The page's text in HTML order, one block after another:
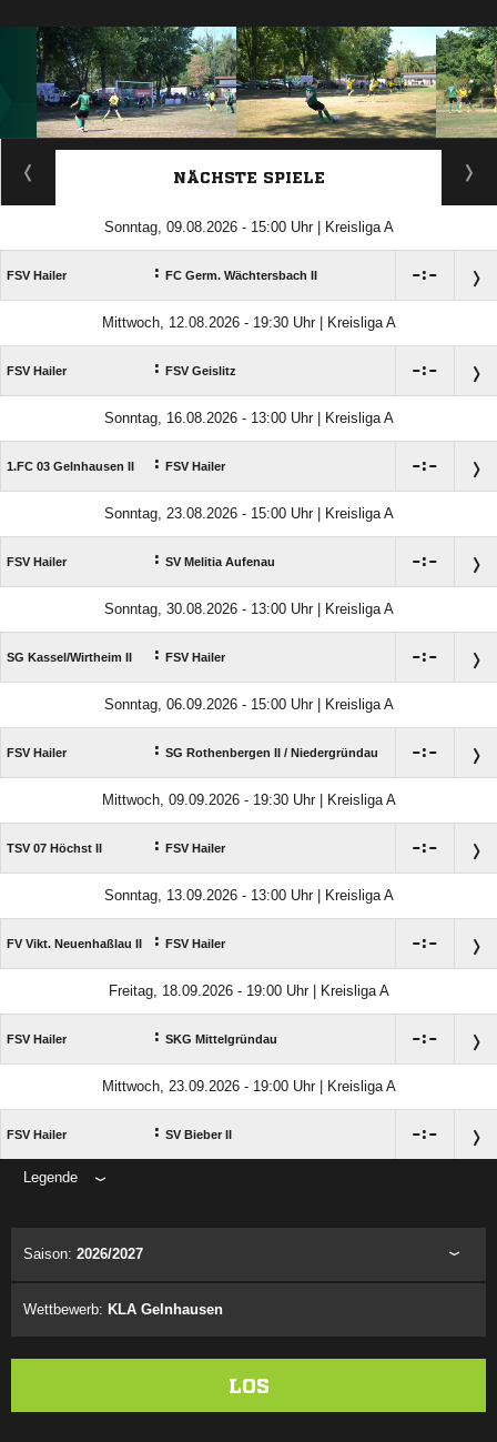
ANZEIGE
NÄCHSTE SPIELE
Sonntag, 09.08.2026 - 15:00 Uhr | Kreisliga A
FSV Hailer : FC Germ. Wächtersbach II :
Mittwoch, 12.08.2026 - 19:30 Uhr | Kreisliga A
FSV Hailer : FSV Geislitz :
Sonntag, 16.08.2026 - 13:00 Uhr | Kreisliga A
1.FC 03 Gelnhausen II : FSV Hailer :
Sonntag, 23.08.2026 - 15:00 Uhr | Kreisliga A
FSV Hailer : SV Melitia Aufenau :
Sonntag, 30.08.2026 - 13:00 Uhr | Kreisliga A
SG Kassel/​Wirtheim II : FSV Hailer :
Sonntag, 06.09.2026 - 15:00 Uhr | Kreisliga A
FSV Hailer : SG Rothenbergen II /​ Niedergründau :
Mittwoch, 09.09.2026 - 19:30 Uhr | Kreisliga A
TSV 07 Höchst II : FSV Hailer :
Sonntag, 13.09.2026 - 13:00 Uhr | Kreisliga A
FV Vikt. Neuenhaßlau II : FSV Hailer :
Freitag, 18.09.2026 - 19:00 Uhr | Kreisliga A
FSV Hailer : SKG Mittelgründau :
Mittwoch, 23.09.2026 - 19:00 Uhr | Kreisliga A
FSV Hailer : SV Bieber II :
Legende
Saison: 2026/2027
Wettbewerb: KLA Gelnhausen
LOS